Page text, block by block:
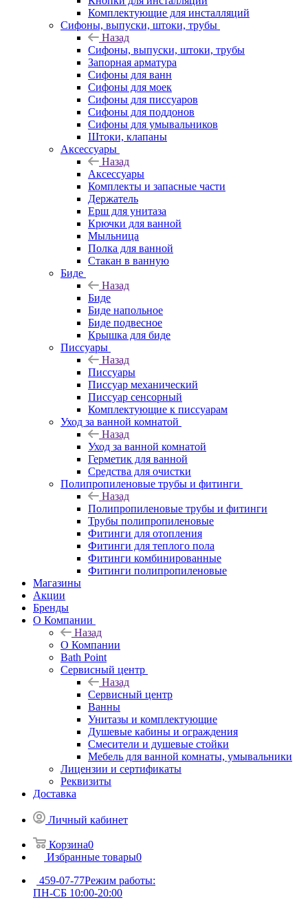
Комплектующие для инсталляций
Сифоны, выпуски, штоки, трубы
Назад
Сифоны, выпуски, штоки, трубы
Запорная арматура
Сифоны для ванн
Сифоны для моек
Сифоны для писсуаров
Сифоны для поддонов
Сифоны для умывальников
Штоки, клапаны
Аксессуары
Назад
Аксессуары
Комплекты и запасные части
Держатель
Ерш для унитаза
Крючки для ванной
Мыльница
Полка для ванной
Стакан в ванную
Биде
Назад
Биде
Биде напольное
Биде подвесное
Крышка для биде
Писсуары
Назад
Писсуары
Писсуар механический
Писсуар сенсорный
Комплектующие к писсуарам
Уход за ванной комнатой
Назад
Уход за ванной комнатой
Герметик для ванной
Средства для очистки
Полипропиленовые трубы и фитинги
Назад
Полипропиленовые трубы и фитинги
Трубы полипропиленовые
Фитинги для отопления
Фитинги для теплого пола
Фитинги комбинированные
Фитинги полипропиленовые
Магазины
Акции
Бренды
О Компании
Назад
О Компании
Bath Point
Сервисный центр
Назад
Сервисный центр
Ванны
Унитазы и комплектующие
Душевые кабины и ограждения
Смесители и душевые стойки
Мебель для ванной комнаты, умывальники
Лицензии и сертификаты
Реквизиты
Доставка
Личный кабинет
Корзина0
Избранные товары0
459-07-77Режим работы:
ПН-СБ 10:00-20:00